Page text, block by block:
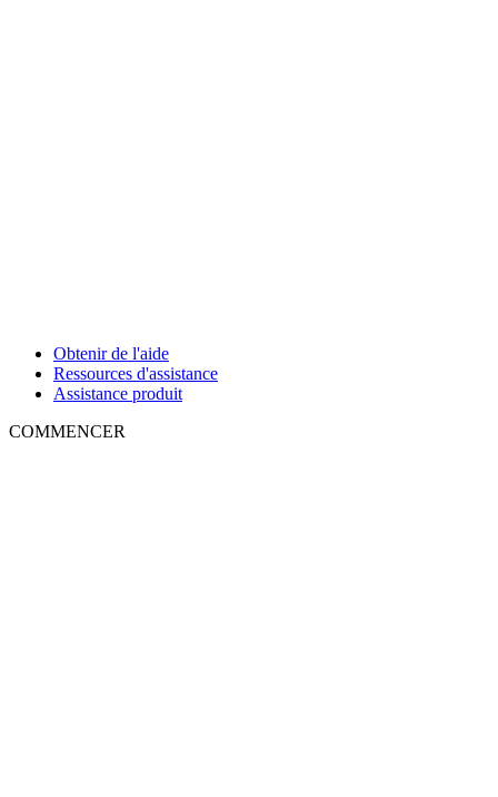
Obtenir de l'aide
Ressources d'assistance
Assistance produit
COMMENCER